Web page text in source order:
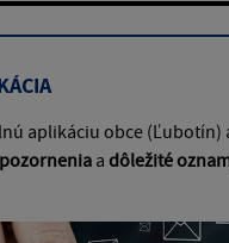
aplikáciu obce (Ľubotín)
a dôležité